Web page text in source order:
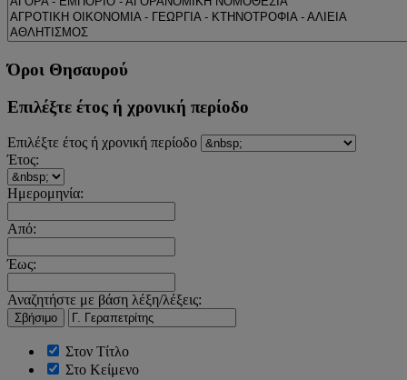
Όροι Θησαυρού
Επιλέξτε έτος ή χρονική περίοδο
Επιλέξτε έτος ή χρονική περίοδο
Έτος:
Ημερομηνία:
Από:
Έως:
Αναζητήστε με βάση λέξη/λέξεις:
Σβήσιμο
Στον Τίτλο
Στο Κείμενο